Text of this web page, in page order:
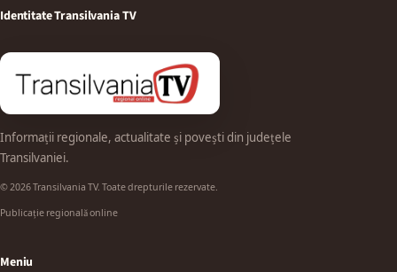
Identitate Transilvania TV
Informații regionale, actualitate și povești din județele
Transilvaniei.
© 2026 Transilvania TV. Toate drepturile rezervate.
Publicație regională online
Meniu